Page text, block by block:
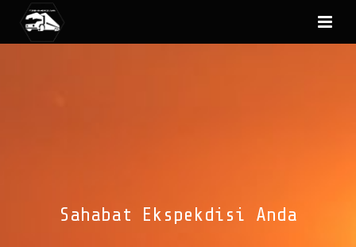
Sahabat Ekspekdisi Anda